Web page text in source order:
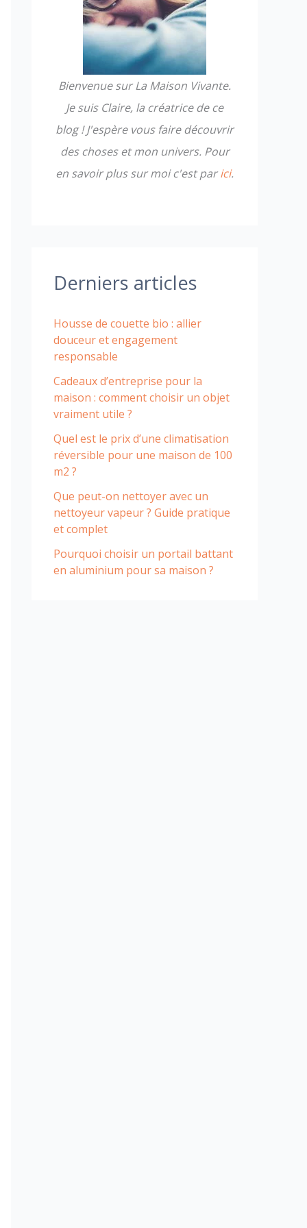
Bienvenue sur La Maison Vivante.
Je suis Claire, la créatrice de ce
blog ! J'espère vous faire découvrir
des choses et mon univers. Pour
en savoir plus sur moi c'est parici.
Derniers articles
Housse de couette bio : allier
douceur et engagement
responsable
Cadeaux d’entreprise pour la
maison : comment choisir un objet
vraiment utile ?
Quel est le prix d’une climatisation
réversible pour une maison de 100
m2 ?
Que peut-on nettoyer avec un
nettoyeur vapeur ? Guide pratique
et complet
Pourquoi choisir un portail battant
en aluminium pour sa maison ?